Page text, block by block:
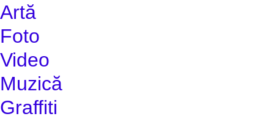
Artă
Foto
Video
Muzică
Graffiti